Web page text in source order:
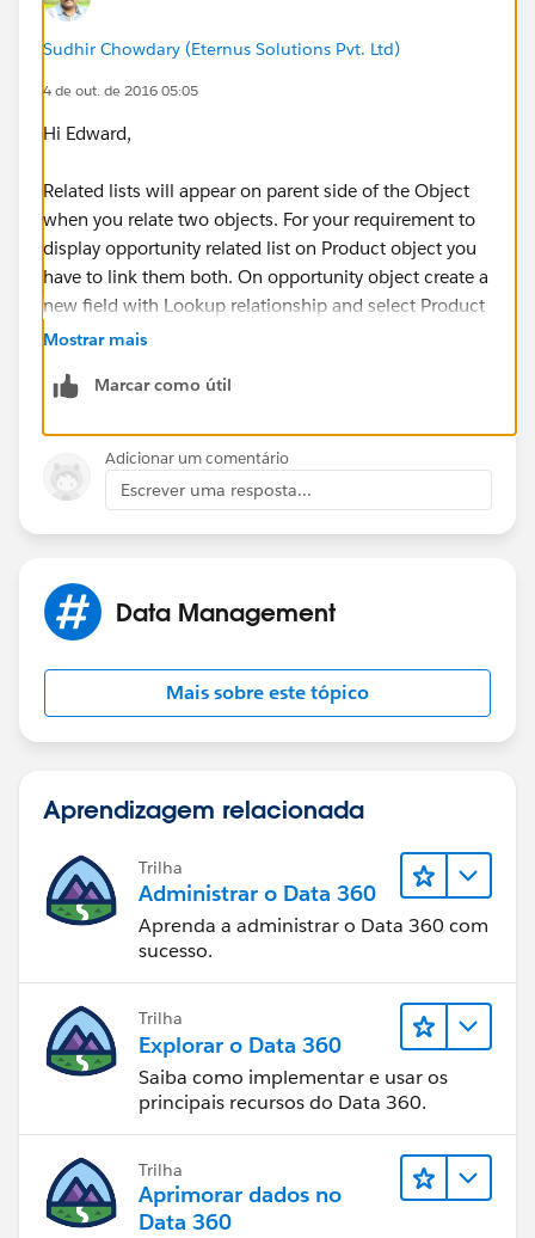
Sudhir Chowdary (Eternus Solutions Pvt. Ltd)
4 de out. de 2016 05:05
Hi Edward,
Related lists will appear on parent side of the Object
when you relate two objects. For your requirement to
display opportunity related list on Product object you
have to link them both. On opportunity object create a
new field with Lookup relationship and select Product
for relationship.
Thanks,
Sudhir Chowdary
Mostrar mais
Marcar como útil
Adicionar um comentário
Escrever uma resposta...
Data Management
Mais sobre este tópico
Aprendizagem relacionada
Trilha
Administrar o Data 360
Aprenda a administrar o Data 360 com
sucesso.
Trilha
Explorar o Data 360
Saiba como implementar e usar os
principais recursos do Data 360.
Trilha
Aprimorar dados no
Data 360